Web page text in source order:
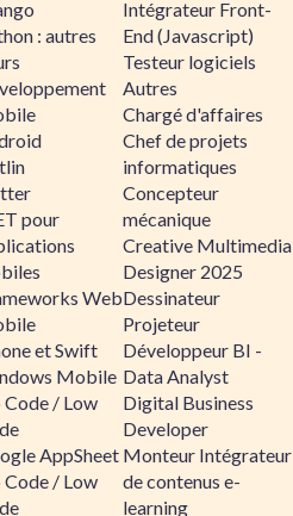
: autres
pour
Web
et Swift
Mobile
/ Low
AppSheet
/ Low
Intégrateur Front-
End (Javascript)
Testeur logiciels
Autres
Chargé d'affaires
Chef de projets
informatiques
Concepteur
mécanique
Creative Multimedia
Designer 2025
Dessinateur
Projeteur
Développeur BI -
Data Analyst
Digital Business
Developer
Monteur Intégrateur
de contenus e-
learning